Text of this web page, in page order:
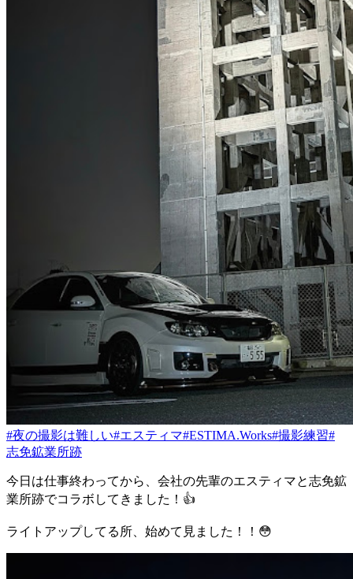
#夜の撮影は難しい#エスティマ#ESTIMA.Works#撮影練習#
志免鉱業所跡
今日は仕事終わってから、会社の先輩のエスティマと志免鉱
業所跡でコラボしてきました！👍
ライトアップしてる所、始めて見ました！！😳